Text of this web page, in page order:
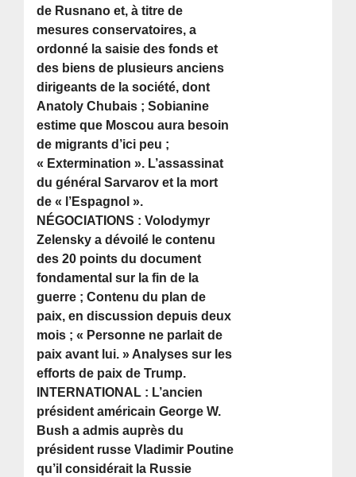
de Rusnano et, à titre de
mesures conservatoires, a
ordonné la saisie des fonds et
des biens de plusieurs anciens
dirigeants de la société, dont
Anatoly Chubais ; Sobianine
estime que Moscou aura besoin
de migrants d’ici peu ;
« Extermination ». L’assassinat
du général Sarvarov et la mort
de « l’Espagnol ».
NÉGOCIATIONS : Volodymyr
Zelensky a dévoilé le contenu
des 20 points du document
fondamental sur la fin de la
guerre ; Contenu du plan de
paix, en discussion depuis deux
mois ; « Personne ne parlait de
paix avant lui. » Analyses sur les
efforts de paix de Trump.
INTERNATIONAL : L’ancien
président américain George W.
Bush a admis auprès du
président russe Vladimir Poutine
qu’il considérait la Russie